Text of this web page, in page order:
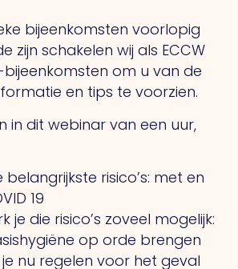
bijeenkomsten voorlopig
zijn schakelen wij als ECCW
om u van de
en tips te voorzien.
in dit webinar van een uur,
belangrijkste risico’s: met en
19
je die risico’s zoveel mogelijk:
op orde brengen
nu regelen voor het geval